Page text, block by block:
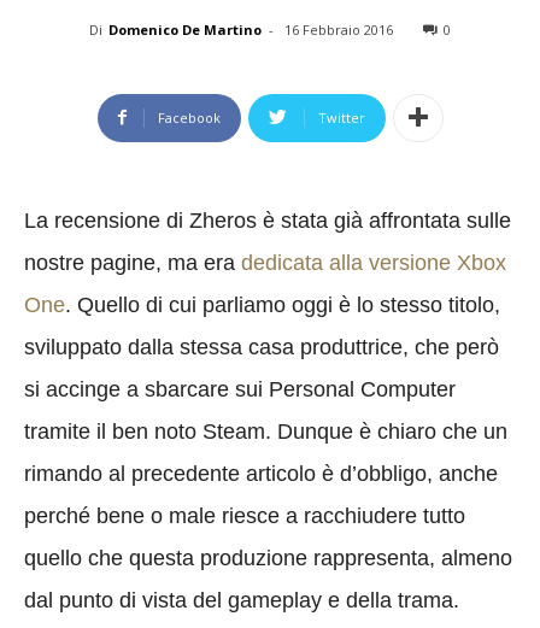
Di Domenico De Martino - 16 Febbraio 2016 0
Facebook Twitter
La recensione di Zheros è stata già affrontata sulle
nostre pagine, ma era dedicata alla versione Xbox
One. Quello di cui parliamo oggi è lo stesso titolo,
sviluppato dalla stessa casa produttrice, che però
si accinge a sbarcare sui Personal Computer
tramite il ben noto Steam. Dunque è chiaro che un
rimando al precedente articolo è d’obbligo, anche
perché bene o male riesce a racchiudere tutto
quello che questa produzione rappresenta, almeno
dal punto di vista del gameplay e della trama.